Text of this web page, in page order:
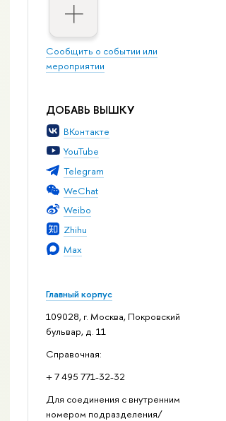
Сообщить о событии или
мероприятии
ДОБАВЬ ВЫШКУ
ВКонтакте
YouTube
Telegram
WeChat
Weibo
Zhihu
Max
Главный корпус
109028, г. Москва, Покровский
бульвар, д. 11
Справочная:
+ 7 495 771-32-32
Для соединения с внутренним
номером подразделения/